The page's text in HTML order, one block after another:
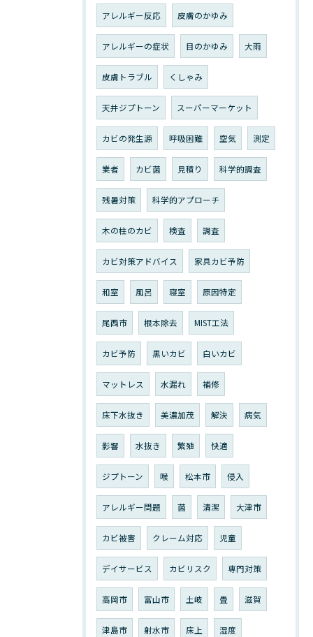
アレルギー反応 皮膚のかゆみ
アレルギーの症状 目のかゆみ 大雨
皮膚トラブル くしゃみ
天井ジプトーン スーパーマーケット
カビの発生源 呼吸困難 空気 測定
業者 カビ菌 見積り 科学的調査
残暑対策 科学的アプローチ
木の柱のカビ 検査 調査
カビ対策アドバイス 家具カビ予防
和室 風呂 寝室 原因特定
尾西市 根本除去 MIST工法
カビ予防 黒いカビ 白いカビ
マットレス 水漏れ 補修
床下水抜き 美濃加茂 解決 病気
影響 水抜き 繁殖 快適
ジプトーン 喉 松本市 侵入
アレルギー問題 菌 清潔 大津市
カビ被害 クレーム対応 児童
デイサービス カビリスク 専門対策
高岡市 富山市 土岐 畳 滋賀
津島市 射水市 床上 湿度